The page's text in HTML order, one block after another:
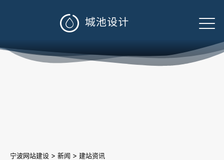

宁波网站建设 > 新闻 > 建站资讯